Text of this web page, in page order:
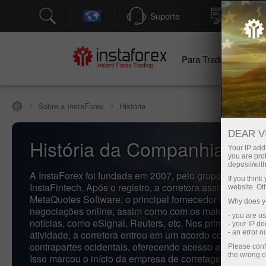
Suporte
Para Traders
Sobre a InstaForex História
História da Companhia
A InstaForex foi fundada em 2007, pelo grupo de
InstaFintech. Após o registro, a corretora assinou
MetaQuotes Software, o principal fornecedor de
negociações online, assim como com os maiores
notícias, como eSignal, Reuters, etc. Nos primeiros
atividade, a corretora entrou em um acordo com grandes
contrapartes ocidentais, oferecendo acesso ao
Isso marcou o início da empresa de corretagem
DEAR
Your IP
you are
deposit/
If you
website.
Why does
- you are
- your IP
- an error
Please
the wrong